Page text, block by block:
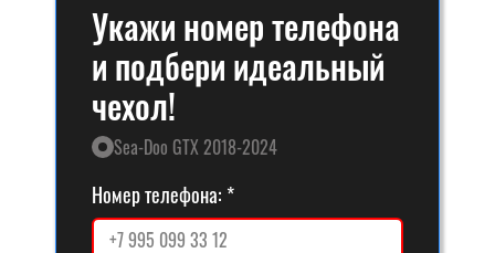
Укажи номер телефона
и подбери идеальный
чехол!
Sea-Doo GTX 2018-2024
Номер телефона: